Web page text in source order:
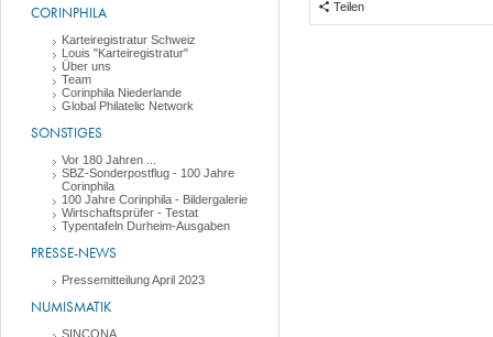
CORINPHILA
Karteiregistratur Schweiz
Louis "Karteiregistratur"
Über uns
Team
Corinphila Niederlande
Global Philatelic Network
SONSTIGES
Vor 180 Jahren ...
SBZ-Sonderpostflug - 100 Jahre
Corinphila
100 Jahre Corinphila - Bildergalerie
Wirtschaftsprüfer - Testat
Typentafeln Durheim-Ausgaben
PRESSE-NEWS
Pressemitteilung April 2023
NUMISMATIK
SINCONA
Teilen